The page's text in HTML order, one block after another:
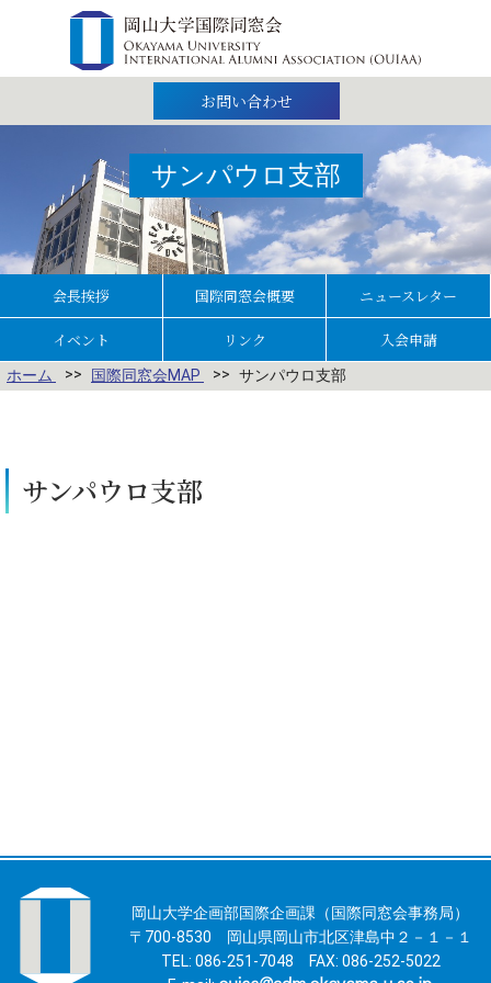
お問い合わせ
サンパウロ支部
会長挨拶 国際同窓会概要 ニュースレター
イベント リンク 入会申請
ホーム 国際同窓会MAP サンパウロ支部
サンパウロ支部
岡山大学企画部国際企画課（国際同窓会事務局）
〒700-8530 岡山県岡山市北区津島中２－１－１
TEL: 086-251-7048 FAX: 086-252-5022